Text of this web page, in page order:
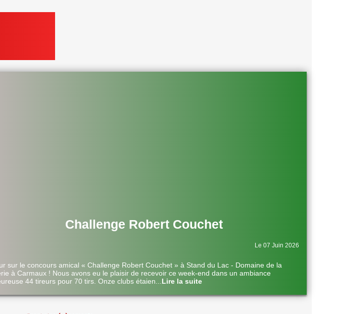
Challenge Robert Couchet
Le 07 Juin 2026
sur le concours amical « Challenge Robert Couchet » à Stand du Lac - Domaine de la
à Carmaux ! Nous avons eu le plaisir de recevoir ce week-end dans un ambiance
44 tireurs pour 70 tirs. Onze clubs étaien
Lire la suite